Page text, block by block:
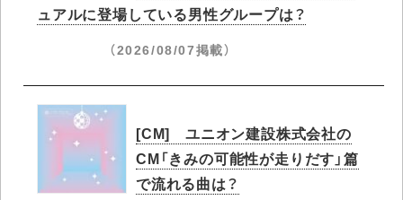
ュアルに登場している男性グループは？
（2026/08/07掲載）
[CM] ユニオン建設株式会社の
CM「きみの可能性が走りだす」篇
で流れる曲は？